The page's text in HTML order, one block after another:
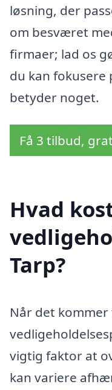
løsning, der
om besværet
firmaer; lad os
du kan fokusere
betyder noget.
Få 3 tilbud,
Hvad
Tarp?
Når det
vigtig faktor at
kan variere